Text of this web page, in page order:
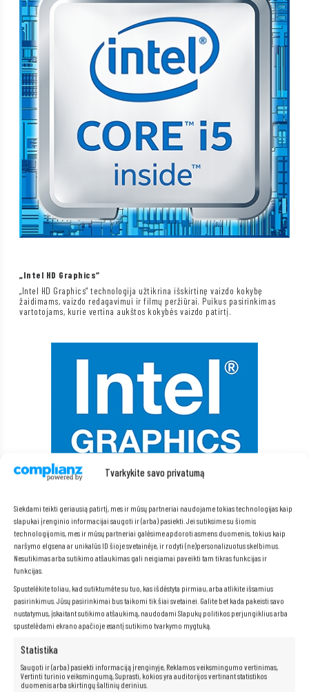
Tvarkykite savo privatumą
Siekdami teikti geriausią patirtį, mes ir mūsų partneriai naudojame tokias technologijas kaip
slapukai įrenginio informacijai saugoti ir (arba) pasiekti. Jei sutiksime su šiomis
technologijomis, mes ir mūsų partneriai galėsime apdoroti asmens duomenis, tokius kaip
naršymo elgsena ar unikalūs ID šioje svetainėje, ir rodyti (ne)personalizuotus skelbimus.
Nesutikimas arba sutikimo atšaukimas gali neigiamai paveikti tam tikras funkcijas ir
funkcijas.
Spustelėkite toliau, kad sutiktumėte su tuo, kas išdėstyta pirmiau, arba atlikite išsamius
pasirinkimus. Jūsų pasirinkimai bus taikomi tik šiai svetainei. Galite bet kada pakeisti savo
nustatymus, įskaitant sutikimo atšaukimą, naudodami Slapukų politikos perjungiklius arba
spustelėdami ekrano apačioje esantį sutikimo tvarkymo mygtuką.
Statistika
Saugoti ir (arba) pasiekti informaciją įrenginyje, Reklamos veiksmingumo vertinimas,
Vertinti turinio veiksmingumą, Suprasti, kokios yra auditorijos vertinant statistikos
duomenis arba skirtingų šaltinių derinius.
„Intel HD Graphics“
„Intel HD Graphics“ technologija užtikrina išskirtinę vaizdo kokybę
žaidimams, vaizdo redagavimui ir filmų peržiūrai. Puikus pasirinkimas
vartotojams, kurie vertina aukštos kokybės vaizdo patirtį.
Neribotos multimedijos galimybės yra
po ranka!